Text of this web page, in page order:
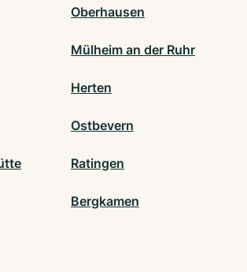
Oberhausen
Mülheim an der Ruhr
Herten
Ostbevern
Ratingen
Bergkamen